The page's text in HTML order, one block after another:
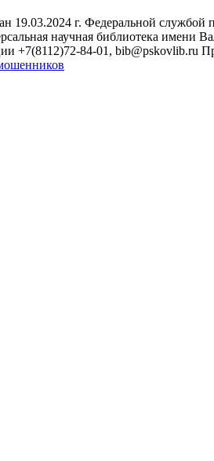
г. Федеральной службой
научная библиотека имени
+7(8112)72-84-01, bib@pskovlib.ru